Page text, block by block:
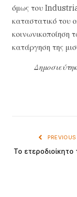
όμως του
καταστατικό του
κοινωνικοποίηση
κατάργηση της
Το ετεροδιοίκητο